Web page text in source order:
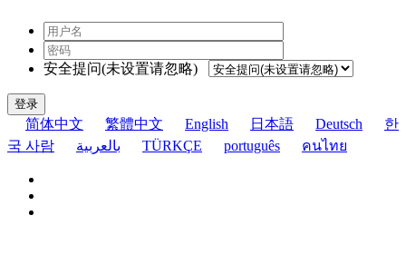
安全提问(未设置请忽略)
登录
简体中文 繁體中文 English 日本語 Deutsch
한
국 사람
بالعربية TÜRKÇE português คนไทย